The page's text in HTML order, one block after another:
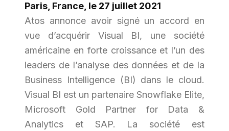
Paris, France, le 27 juillet 2021
Atos annonce avoir signé un accord en
vue d’acquérir Visual BI, une société
américaine en forte croissance et l’un des
leaders de l’analyse des données et de la
Business Intelligence (BI) dans le cloud.
Visual BI est un partenaire Snowflake Elite,
Microsoft Gold Partner for Data &
Analytics et SAP. La société est